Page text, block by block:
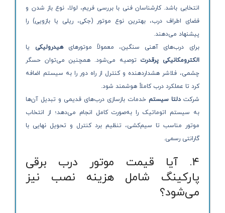
انتخابی باشد. کارشناسان فنی با بررسی فریم، لولا، نوع باز شدن و
فضای اطراف درب، بهترین نوع موتور (جکی، ریلی یا بازویی) را
پیشنهاد می‌دهند.
برای درب‌های آهنی سنگین، معمولاً موتورهایهیدرولیکی یا
الکترومکانیکی پرقدرت توصیه می‌شود. همچنین می‌توان حسگر
چشمی، فلاشر هشداردهنده و کنترل از راه دور را به سیستم اضافه
کرد تا عملکرد درب کاملاً هوشمند شود.
شرکتدلتا سیستم خدمات بازسازی درب‌های قدیمی و تبدیل آن‌ها
به سیستم اتوماتیک را به‌صورت کامل انجام می‌دهد؛ از انتخاب
موتور مناسب تا سیم‌کشی، تنظیم برد کنترل و تحویل نهایی با
گارانتی رسمی.
۴. آیا قیمت موتور درب برقی
پارکینگ شامل هزینه نصب نیز
می‌شود؟